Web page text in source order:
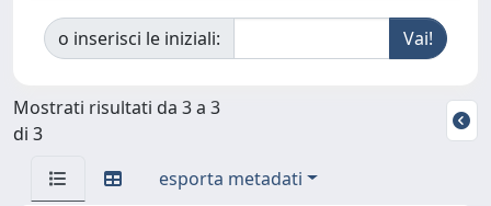
o inserisci le iniziali:
Mostrati risultati da 3 a 3
di 3
esporta metadati